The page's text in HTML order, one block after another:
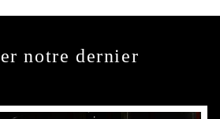
notre dernier